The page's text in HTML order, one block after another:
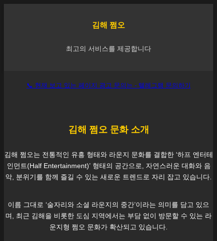
김해 쩜오
최고의 서비스를 제공합니다
📞 현재 보고 있는 페이지 광고 문의는 - 텔레그램 문의하기
김해 쩜오 문화 소개
김해 쩜오는 전통적인 유흥 형태와 라운지 문화를 결합한 ‘하프 엔터테
인먼트(Half Entertainment)’ 형태의 공간으로, 자연스러운 대화와 음
악, 분위기를 함께 즐길 수 있는 새로운 트렌드로 자리 잡고 있습니다.
이름 그대로 ‘술자리와 소셜 라운지의 중간’이라는 의미를 담고 있으
며, 최근 김해을 비롯한 도심 지역에서는 부담 없이 방문할 수 있는 라
운지형 쩜오 문화가 확산되고 있습니다.